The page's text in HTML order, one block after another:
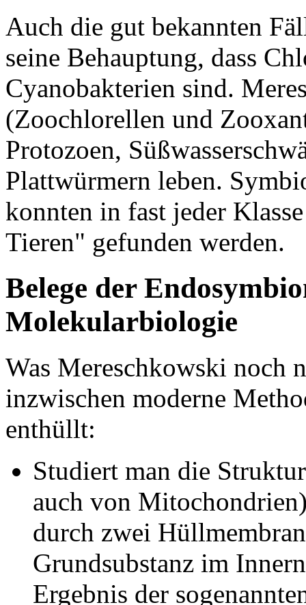
Auch die gut bekannten
seine Behauptung, dass
Cyanobakterien sind.
(Zoochlorellen und
Protozoen,
Plattwürmern leben.
konnten in fast jeder
Tieren" gefunden werden.
Belege der
Molekularbiologie
Was Mereschkowski noch
inzwischen moderne
enthüllt:
Studiert man die
auch von
durch zwei
Grundsubstanz im
Ergebnis der